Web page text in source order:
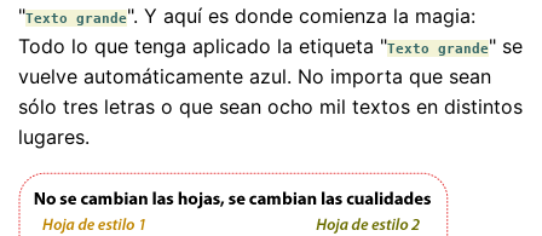
"Texto grande". Y aquí es donde comienza la magia:
Todo lo que tenga aplicado la etiqueta "Texto grande" se
vuelve automáticamente azul. No importa que sean
sólo tres letras o que sean ocho mil textos en distintos
lugares.